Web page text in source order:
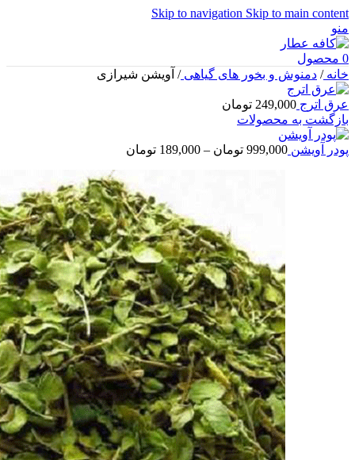
Skip to navigation Skip to main content
منو
0 محصول
خانه/ دمنوش و بخور های گیاهی/ آویشن شیرازی
عرق اترج 249,000 تومان
بازگشت به محصولات
پودر آویشن 999,000 تومان –
189,000 تومان
189,000 تومان
through
999,000 تومان